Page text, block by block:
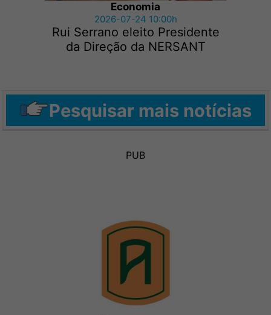
Economia
2026-07-24 10:00h
Rui Serrano eleito Presidente
da Direção da NERSANT
Pesquisar mais notícias
PUB